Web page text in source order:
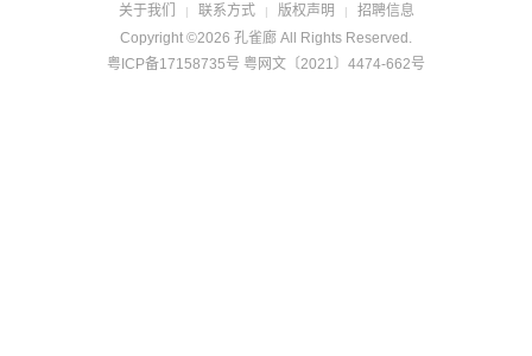
关于我们 联系方式 版权声明
招聘信息
Copyright ©2026 孔雀廊 All Rights Reserved.
粤ICP备17158735号 粤网文〔2021〕4474-662号